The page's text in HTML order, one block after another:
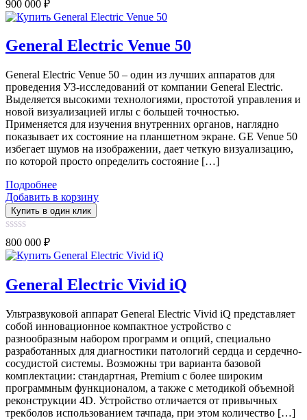
out
of
900 000 ₽
General Electric Venue 50
General Electric Venue 50 – один из лучших аппаратов для
проведения УЗ-исследований от компании General Electric.
Выделяется высокими технологиями, простотой управления и
новой визуализацией иглы с большей точностью.
Применяется для изучения внутренних органов, наглядно
показывает их состояние на планшетном экране. GE Venue 50
избегает шумов на изображении, дает четкую визуализацию,
по которой просто определить состояние […]
Подробнее
Добавить в корзину
Купить в один клик
0
out
of
800 000 ₽
General Electric Vivid iQ
Ультразвуковой аппарат General Electric Vivid iQ представляет
собой инновационное компактное устройство с
разнообразным набором программ и опций, специально
разработанных для диагностики патологий сердца и сердечно-
сосудистой системы. Возможны три варианта базовой
комплектации: стандартная, Premium с более широким
программным функционалом, а также с методикой объемной
реконструкции 4D. Устройство отличается от привычных
трекболов использованием тачпада, при этом количество […]